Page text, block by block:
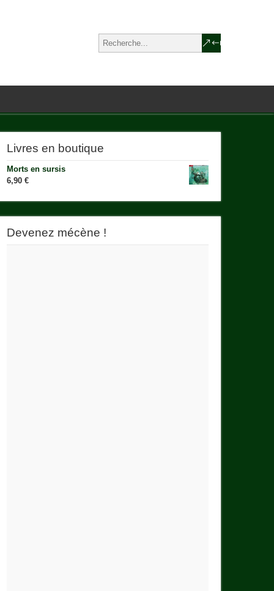
Livres en boutique
Morts en sursis
6,90 €
Devenez mécène !